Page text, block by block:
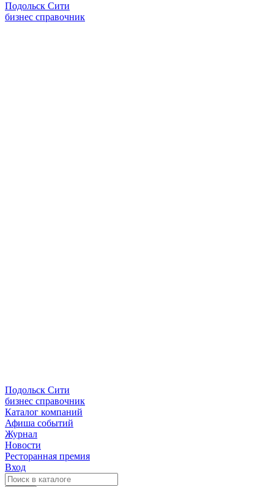
Подольск Сити
бизнес справочник
Подольск Сити
бизнес справочник
Каталог компаний
Афиша событий
Журнал
Новости
Ресторанная премия
Вход